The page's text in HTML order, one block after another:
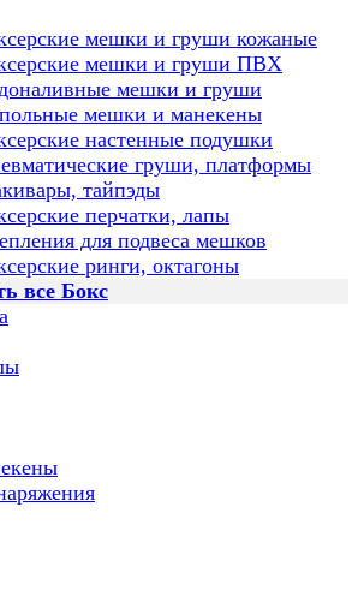
мешки и груши кожаные
мешки и груши ПВХ
мешки и груши
мешки и манекены
настенные подушки
груши, платформы
тайпэды
перчатки, лапы
для подвеса мешков
ринги, октагоны
все Бокс